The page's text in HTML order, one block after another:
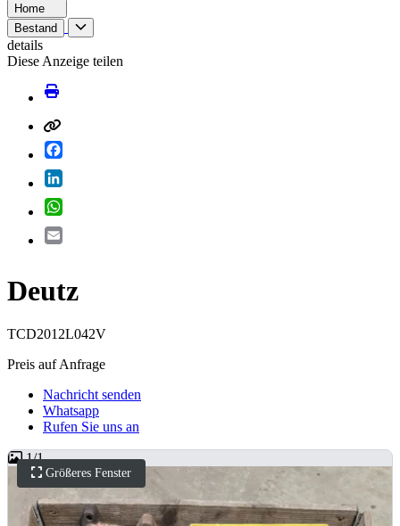
Home
Bestand
details
Diese Anzeige teilen
Deutz
TCD2012L042V
Preis auf Anfrage
Nachricht senden
Whatsapp
Rufen Sie uns an
Größeres Fenster
1/1